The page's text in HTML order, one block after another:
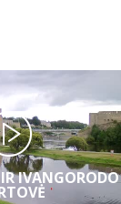
IVANGORODO